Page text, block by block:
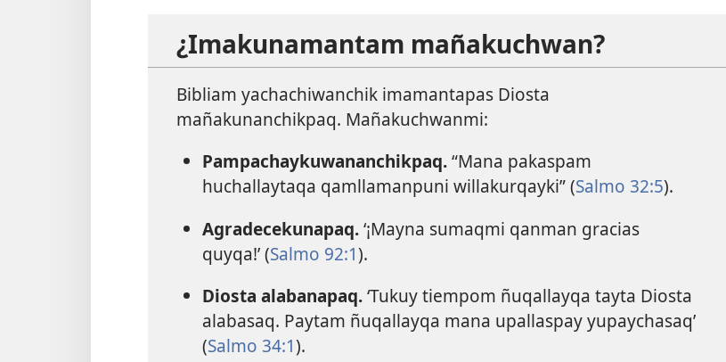
¿Imakunamantam mañakuchwan?
Bibliam yachachiwanchik imamantapas Diosta
mañakunanchikpaq. Mañakuchwanmi:
Pampachaykuwananchikpaq.“Mana pakaspam
huchallaytaqa qamllamanpuni willakurqayki” (Salmo 32:5).
Agradecekunapaq.‘¡Mayna sumaqmi qanman gracias
quyqa!’ (Salmo 92:1).
Diosta alabanapaq.‘Tukuy tiempom ñuqallayqa tayta Diosta
alabasaq. Paytam ñuqallayqa mana upallaspay yupaychasaq’
(Salmo 34:1).